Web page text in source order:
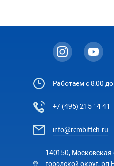
Работаем с 8:00
+7 (495) 215 14 41
info@rembitteh.ru
140150, Московская
городской округ, рп